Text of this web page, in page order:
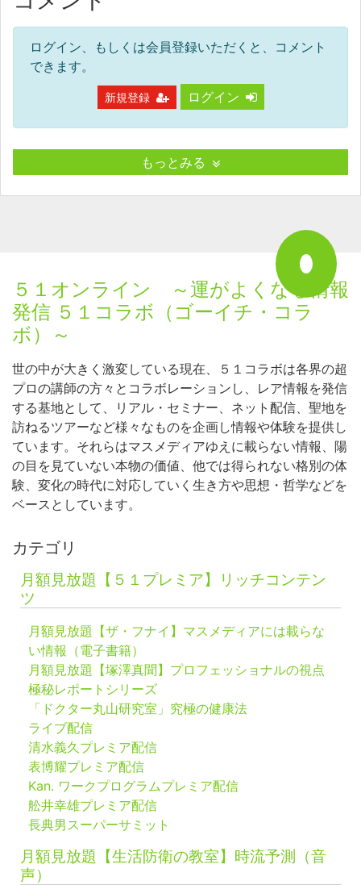
ログイン、もしくは会員登録いただくと、コメント
できます。
新規登録 ログイン
もっとみる
５１オンライン ～運がよくなる情報
発信 ５１コラボ（ゴーイチ・コラ
ボ）～
世の中が大きく激変している現在、５１コラボは各界の超
プロの講師の方々とコラボレーションし、レア情報を発信
する基地として、リアル・セミナー、ネット配信、聖地を
訪ねるツアーなど様々なものを企画し情報や体験を提供し
ています。それらはマスメディアゆえに載らない情報、陽
の目を見ていない本物の価値、他では得られない格別の体
験、変化の時代に対応していく生き方や思想・哲学などを
ベースとしています。
カテゴリ
月額見放題【５１プレミア】リッチコンテン
ツ
月額見放題【ザ・フナイ】マスメディアには載らな
い情報（電子書籍）
月額見放題【塚澤真聞】プロフェッショナルの視点
極秘レポートシリーズ
「ドクター丸山研究室」究極の健康法
ライブ配信
清水義久プレミア配信
表博耀プレミア配信
Kan. ワークプログラムプレミア配信
舩井幸雄プレミア配信
長典男スーパーサミット
月額見放題【生活防衛の教室】時流予測（音
声）